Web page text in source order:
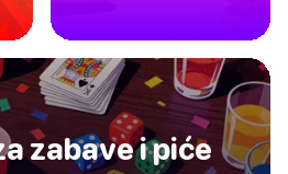
zabave i piće